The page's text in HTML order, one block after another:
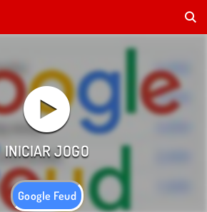
Google Feud